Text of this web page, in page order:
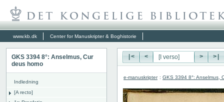
www.kb.dk Center for Manuskripter & Boghistorie
GKS 3394 8°: Anselmus, Cur
deus homo
Indledning
[A recto]
|< < > >|
e-manuskripter : GKS 3394 8°: Anselmus,